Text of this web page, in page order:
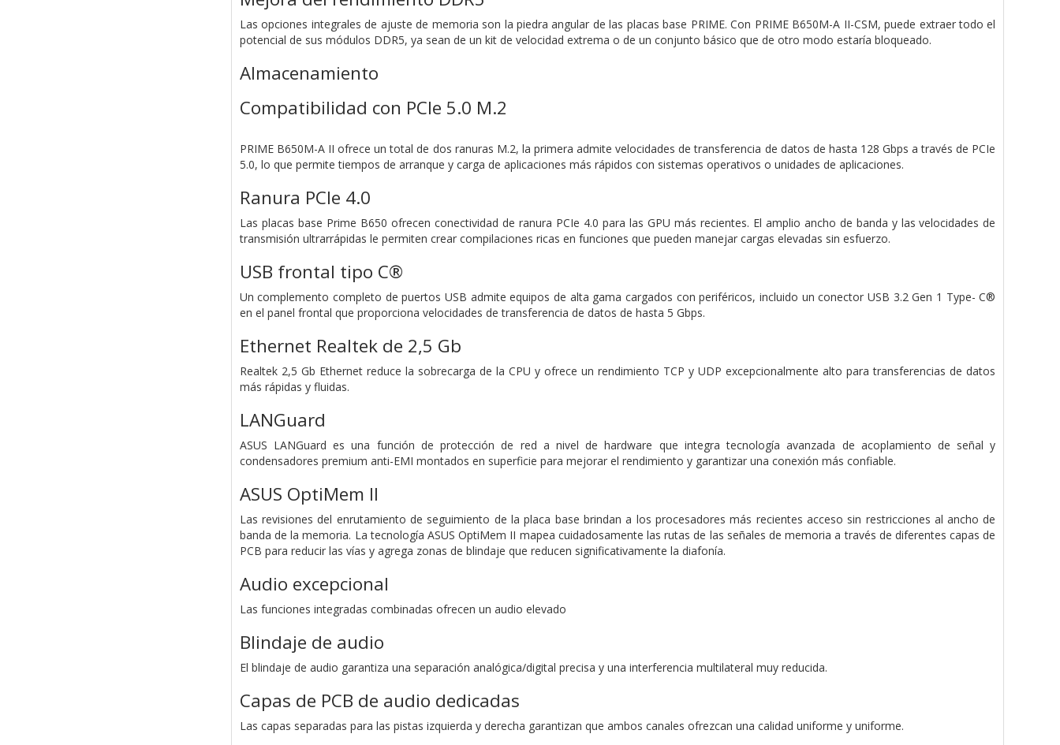
Las opciones integrales de ajuste de memoria son la piedra angular de las placas base PRIME. Con PRIME B650M-A II-CSM, puede extraer todo el
potencial de sus módulos DDR5, ya sean de un kit de velocidad extrema o de un conjunto básico que de otro modo estaría bloqueado.
Almacenamiento
Compatibilidad con PCIe 5.0 M.2
PRIME B650M-A II ofrece un total de dos ranuras M.2, la primera admite velocidades de transferencia de datos de hasta 128 Gbps a través de PCIe
5.0, lo que permite tiempos de arranque y carga de aplicaciones más rápidos con sistemas operativos o unidades de aplicaciones.
Ranura PCIe 4.0
Las placas base Prime B650 ofrecen conectividad de ranura PCIe 4.0 para las GPU más recientes. El amplio ancho de banda y las velocidades de
transmisión ultrarrápidas le permiten crear compilaciones ricas en funciones que pueden manejar cargas elevadas sin esfuerzo.
USB frontal tipo C®
Un complemento completo de puertos USB admite equipos de alta gama cargados con periféricos, incluido un conector USB 3.2 Gen 1 Type- C®
en el panel frontal que proporciona velocidades de transferencia de datos de hasta 5 Gbps.
Ethernet Realtek de 2,5 Gb
Realtek 2,5 Gb Ethernet reduce la sobrecarga de la CPU y ofrece un rendimiento TCP y UDP excepcionalmente alto para transferencias de datos
más rápidas y fluidas.
LANGuard
ASUS LANGuard es una función de protección de red a nivel de hardware que integra tecnología avanzada de acoplamiento de señal y
condensadores premium anti-EMI montados en superficie para mejorar el rendimiento y garantizar una conexión más confiable.
ASUS OptiMem II
Las revisiones del enrutamiento de seguimiento de la placa base brindan a los procesadores más recientes acceso sin restricciones al ancho de
banda de la memoria. La tecnología ASUS OptiMem II mapea cuidadosamente las rutas de las señales de memoria a través de diferentes capas de
PCB para reducir las vías y agrega zonas de blindaje que reducen significativamente la diafonía.
Audio excepcional
Las funciones integradas combinadas ofrecen un audio elevado
Blindaje de audio
El blindaje de audio garantiza una separación analógica/digital precisa y una interferencia multilateral muy reducida.
Capas de PCB de audio dedicadas
Las capas separadas para las pistas izquierda y derecha garantizan que ambos canales ofrezcan una calidad uniforme y uniforme.